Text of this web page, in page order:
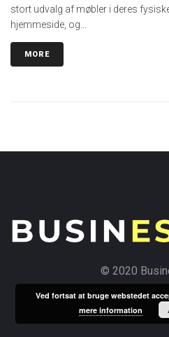
stort udvalg af møbler i deres
hjemmeside, og...
MORE
© 2020
Ved fortsat at bruge webstedet
mere information